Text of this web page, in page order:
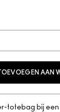
AAN
totebag bij